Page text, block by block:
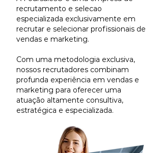
recrutamento e selecao
especializada exclusivamente em
recrutar e selecionar profissionais de
vendas e marketing.
Com uma metodologia exclusiva,
nossos recrutadores combinam
profunda experiência em vendas e
marketing para oferecer uma
atuação altamente consultiva,
estratégica e especializada.